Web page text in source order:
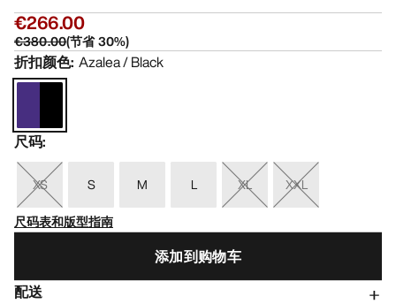
€266.00
€380.00(节省30%)
折扣颜色: Azalea / Black
尺码:
XS S M L XL
XXL
尺码表和版型指南
添加到购物车
配送